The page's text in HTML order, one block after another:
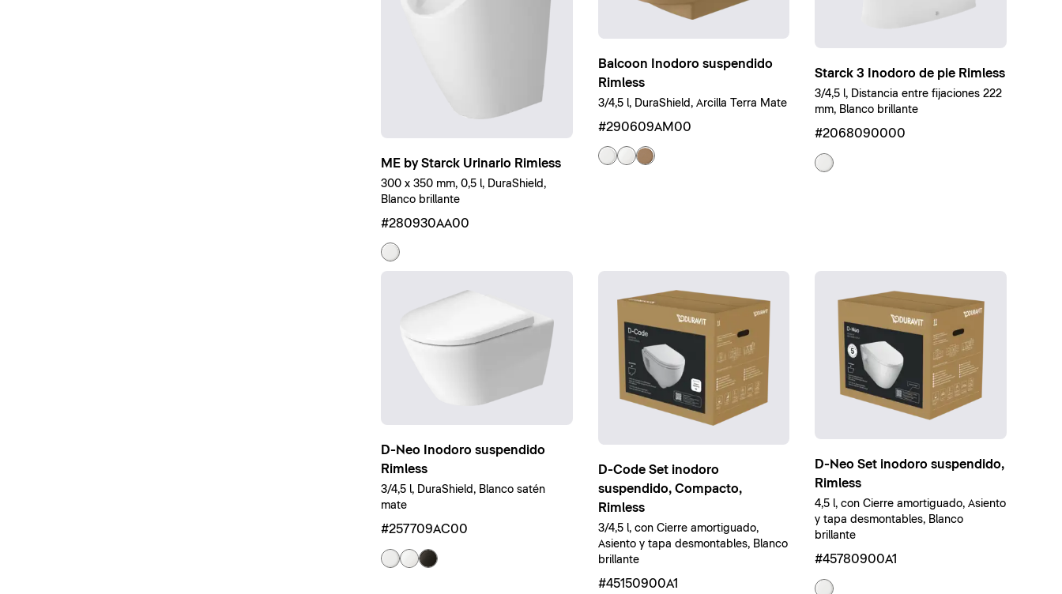
ME by Starck Urinario Rimless
300 x 350 mm, 0,5 l, DuraShield,
Blanco brillante
#280930AA00
Balcoon Inodoro suspendido
Rimless
3/4,5 l, DuraShield, Arcilla Terra Mate
#290609AM00
Starck 3 Inodoro de pie Rimless
3/4,5 l, Distancia entre fijaciones 222
mm, Blanco brillante
#2068090000
D-Neo Inodoro suspendido
Rimless
3/4,5 l, DuraShield, Blanco satén
mate
#257709AC00
D-Code Set inodoro
suspendido, Compacto,
Rimless
3/4,5 l, con Cierre amortiguado,
Asiento y tapa desmontables, Blanco
brillante
#45150900A1
D-Neo Set inodoro suspendido,
Rimless
4,5 l, con Cierre amortiguado, Asiento
y tapa desmontables, Blanco
brillante
#45780900A1